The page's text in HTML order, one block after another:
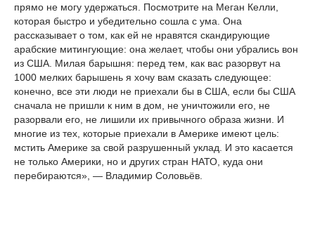
прямо не могу удержаться. Посмотрите на Меган Келли,
которая быстро и убедительно сошла с ума. Она
рассказывает о том, как ей не нравятся скандирующие
арабские митингующие: она желает, чтобы они убрались вон
из США. Милая барышня: перед тем, как вас разорвут на
1000 мелких барышень я хочу вам сказать следующее:
конечно, все эти люди не приехали бы в США, если бы США
сначала не пришли к ним в дом, не уничтожили его, не
разорвали его, не лишили их привычного образа жизни. И
многие из тех, которые приехали в Америке имеют цель:
мстить Америке за свой разрушенный уклад. И это касается
не только Америки, но и других стран НАТО, куда они
перебираются», — Владимир Соловьёв.